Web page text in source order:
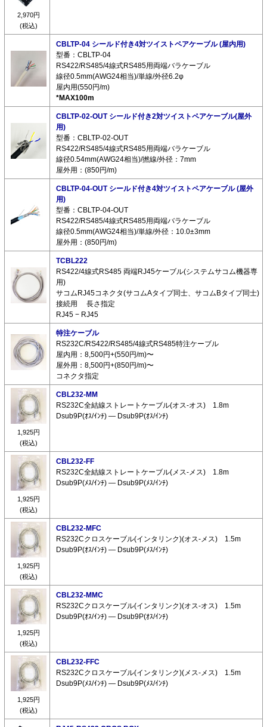
2,970円
(税込)
CBLTP-04 シールド付き4対ツイストペアケーブル (屋内用)
型番：CBLTP-04
RS422/RS485/4線式RS485用両端バラケーブル
線径0.5mm(AWG24相当)/単線/外径6.2φ
屋内用(550円/m)
*MAX100m
CBLTP-02-OUT シールド付き2対ツイストペアケーブル(屋外
用)
型番：CBLTP-02-OUT
RS422/RS485/4線式RS485用両端バラケーブル
線径0.54mm(AWG24相当)/撚線/外径：7mm
屋外用：(850円/m)
CBLTP-04-OUT シールド付き4対ツイストペアケーブル (屋外
用)
型番：CBLTP-04-OUT
RS422/RS485/4線式RS485用両端バラケーブル
線径0.5mm(AWG24相当)/単線/外径：10.0±3mm
屋外用：(850円/m)
TCBL222
RS422/4線式RS485 両端RJ45ケーブル(システムサコム機器専
用)
サコムRJ45コネクタ(サコムAタイプ同士、サコムBタイプ同士)
接続用 長さ指定
RJ45 − RJ45
特注ケーブル
RS232C/RS422/RS485/4線式RS485特注ケーブル
屋内用：8,500円+(550円/m)〜
屋外用：8,500円+(850円/m)〜
コネクタ指定
1,925円
(税込)
CBL232-MM
RS232C全結線ストレートケーブル(オス-オス) 1.8m
Dsub9P(ｵｽ/ｲﾝﾁ) ― Dsub9P(ｵｽ/ｲﾝﾁ)
1,925円
(税込)
CBL232-FF
RS232C全結線ストレートケーブル(メス-メス) 1.8m
Dsub9P(ﾒｽ/ｲﾝﾁ) ― Dsub9P(ﾒｽ/ｲﾝﾁ)
1,925円
(税込)
CBL232-MFC
RS232Cクロスケーブル(インタリンク)(オス-メス) 1.5m
Dsub9P(ｵｽ/ｲﾝﾁ) ― Dsub9P(ﾒｽ/ｲﾝﾁ)
1,925円
(税込)
CBL232-MMC
RS232Cクロスケーブル(インタリンク)(オス-オス) 1.5m
Dsub9P(ｵｽ/ｲﾝﾁ) ― Dsub9P(ｵｽ/ｲﾝﾁ)
1,925円
(税込)
CBL232-FFC
RS232Cクロスケーブル(インタリンク)(メス-メス) 1.5m
Dsub9P(ﾒｽ/ｲﾝﾁ) ― Dsub9P(ﾒｽ/ｲﾝﾁ)